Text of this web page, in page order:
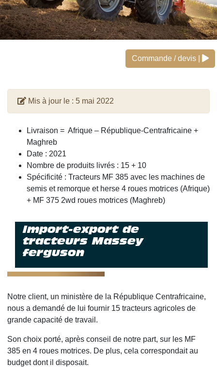
Commande / devis |
Mis à jour le : 5 mai 2022
Livraison = Afrique – République-Centrafricaine +
Maghreb
Date : 2021
Nombre de produits livrés : 15 + 10
Spécificité : Tracteurs MF 385 avec les machines de
semis et remorque et herse 4 roues motrices (Afrique)
+ MF 375 2wd roues motrices (Maghreb)
Import-export de
tracteurs Massey
ferguson
Notre client, un ministère de la République Centrafricaine,
nous a demandé de lui fournir 15 tracteurs agricoles de
grande capacité de travail.
Son choix porté, après conseil de notre part, sur les MF
385 en 4 roues motrices. De plus, cela correspondait au
budget dont il disposait.